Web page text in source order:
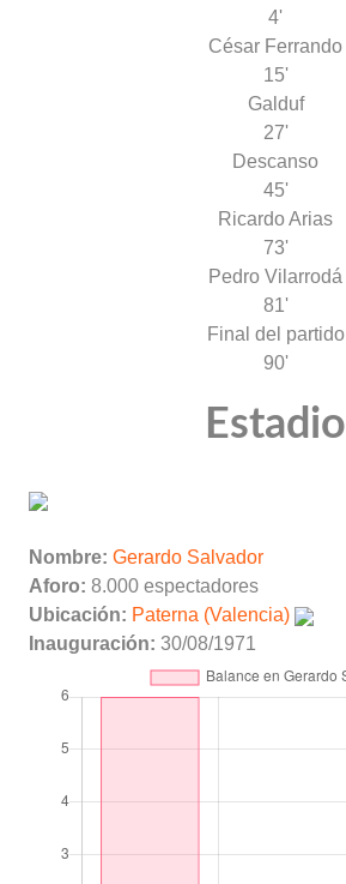
4'
César Ferrando
15'
Galduf
27'
Descanso
45'
Ricardo Arias
73'
Pedro Vilarrodá
81'
Final del partido
90'
Estadio
Nombre: Gerardo Salvador
Aforo: 8.000 espectadores
Ubicación: Paterna (Valencia)
Inauguración: 30/08/1971